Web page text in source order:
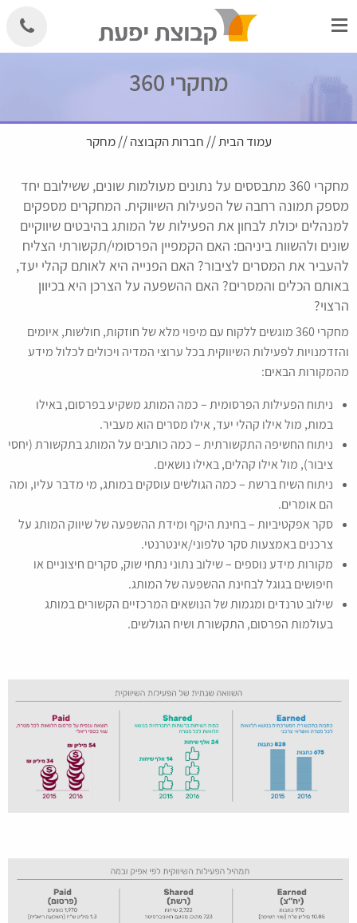
to
מחקרי 360
עמוד הבית// חברות הקבוצה//מחקר
מחקרי 360 מתבססים על נתונים מעולמות שונים, ששילובם יחד
מספק תמונה רחבה של הפעילות השיווקית. המחקרים מספקים
למנהלים יכולת לבחון את הפעילות של המותג בהיבטים שיווקיים
שונים ולהשוות ביניהם: האם הקמפיין הפרסומי/תקשורתי הצליח
להעביר את המסרים לציבור? האם הפנייה היא לאותם קהלי יעד,
באותם הכלים והמסרים? האם ההשפעה על הצרכן היא בכיוון
הרצוי?
מחקרי 360 מוגשים ללקוח עם מיפוי מלא של חוזקות, חולשות, איומים
והזדמנויות לפעילות השיווקית בכל ערוצי המדיה ויכולים לכלול מידע
מהמקורות הבאים:
ניתוח הפעילות הפרסומית – כמה המותג משקיע בפרסום, באילו
במות, מול אילו קהלי יעד, אילו מסרים הוא מעביר.
ניתוח החשיפה התקשורתית – כמה כותבים על המותג בתקשורת (יחסי
ציבור), מול אילו קהלים, באילו נושאים.
ניתוח השיח ברשת – כמה הגולשים עוסקים במותג, מי מדבר עליו, ומה
הם אומרים.
סקר אפקטיביות – בחינת היקף ומידת ההשפעה של שיווק המותג על
צרכנים באמצעות סקר טלפוני/אינטרנטי.
מקורות מידע נוספים – שילוב נתוני נתחי שוק, סקרים חיצוניים או
חיפושים בגוגל לבחינת ההשפעה של המותג.
שילוב טרנדים ומגמות של הנושאים המרכזיים הקשורים במותג
בעולמות הפרסום, התקשורת ושיח הגולשים.